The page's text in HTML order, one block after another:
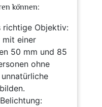
können:
richtige Objektiv:
einer
50 mm und 85
ohne